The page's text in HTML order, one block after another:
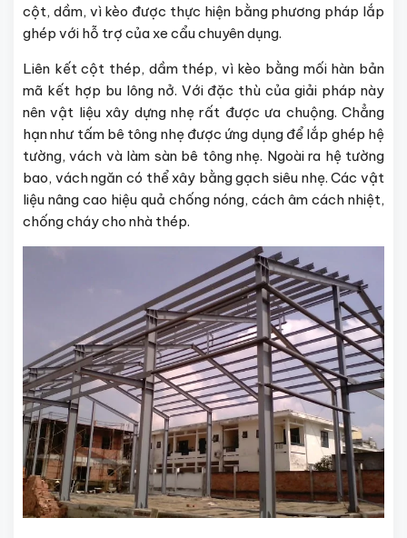
cột, dầm, vì kèo được thực hiện bằng phương pháp lắp
ghép với hỗ trợ của xe cẩu chuyên dụng.
Liên kết cột thép, dầm thép, vì kèo bằng mối hàn bản
mã kết hợp bu lông nở. Với đặc thù của giải pháp này
nên vật liệu xây dựng nhẹ rất được ưa chuộng. Chẳng
hạn như tấm bê tông nhẹ được ứng dụng để lắp ghép hệ
tường, vách và làm sàn bê tông nhẹ. Ngoài ra hệ tường
bao, vách ngăn có thể xây bằng gạch siêu nhẹ. Các vật
liệu nâng cao hiệu quả chống nóng, cách âm cách nhiệt,
chống cháy cho nhà thép.